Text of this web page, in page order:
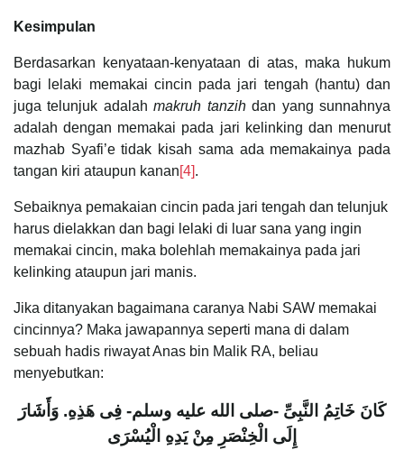
Kesimpulan
Berdasarkan kenyataan-kenyataan di atas, maka hukum
bagi lelaki memakai cincin pada jari tengah (hantu) dan
juga telunjuk adalahmakruh tanzihdan yang sunnahnya
adalah dengan memakai pada jari kelinking dan menurut
mazhab Syafi’e tidak kisah sama ada memakainya pada
tangan kiri ataupun kanan[4].
Sebaiknya pemakaian cincin pada jari tengah dan telunjuk
harus dielakkan dan bagi lelaki di luar sana yang ingin
memakai cincin, maka bolehlah memakainya pada jari
kelinking ataupun jari manis.
Jika ditanyakan bagaimana caranya Nabi SAW memakai
cincinnya? Maka jawapannya seperti mana di dalam
sebuah hadis riwayat Anas bin Malik RA, beliau
menyebutkan:
كَانَ خَاتِمُ النَّبِىِّ -صلى الله عليه وسلم- فِى هَذِهِ. وَأَشَارَ
إِلَى الْخِنْصَرِ مِنْ يَدِهِ الْيُسْرَى